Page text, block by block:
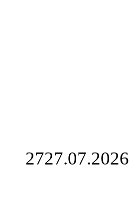
2727.07.2026